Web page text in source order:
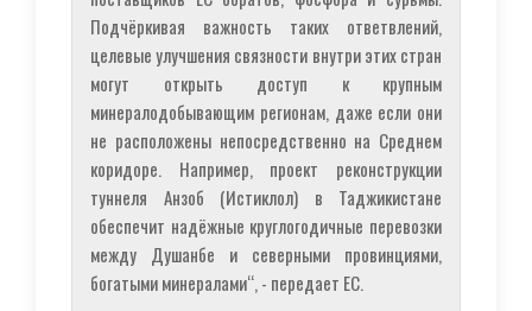
Подчёркивая важность таких ответвлений,
целевые улучшения связности внутри этих стран
могут открыть доступ к крупным
минералодобывающим регионам, даже если они
не расположены непосредственно на Среднем
коридоре. Например, проект реконструкции
туннеля Анзоб (Истиклол) в Таджикистане
обеспечит надёжные круглогодичные перевозки
между Душанбе и северными провинциями,
богатыми минералами“, - передает ЕС.